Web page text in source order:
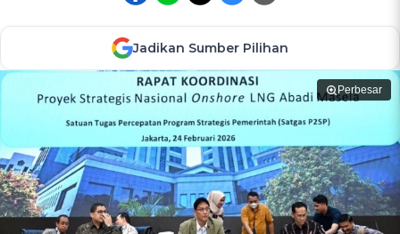
Jadikan Sumber Pilihan
Perbesar